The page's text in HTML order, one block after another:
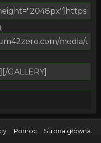
Pomoc Strona główna